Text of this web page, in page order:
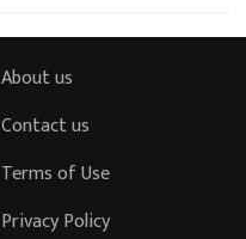
About us
Contact us
Terms of Use
Privacy Policy